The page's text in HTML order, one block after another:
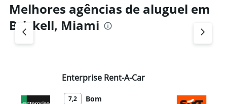
Melhores agências de aluguel em
Brickell, Miami
Enterprise Rent-A-Car
7,2 Bom